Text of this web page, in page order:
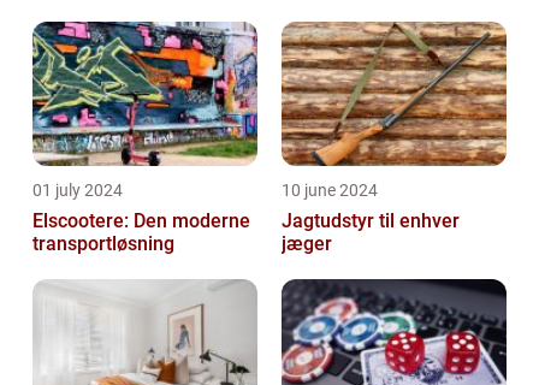
01 july 2024
Elscootere: Den moderne
transportløsning
10 june 2024
Jagtudstyr til enhver
jæger